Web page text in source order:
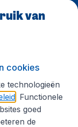
van
cookies
technologieën
. Functionele
goed
de